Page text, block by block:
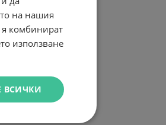
на нашия
я комбинират
използване
ВСИЧКИ